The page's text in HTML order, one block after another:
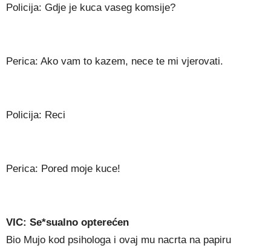
Policija: Gdje je kuca vaseg komsije?
Perica: Ako vam to kazem, nece te mi vjerovati.
Policija: Reci
Perica: Pored moje kuce!
VIC: Se*sualno opterećen
Bio Mujo kod psihologa i ovaj mu nacrta na papiru